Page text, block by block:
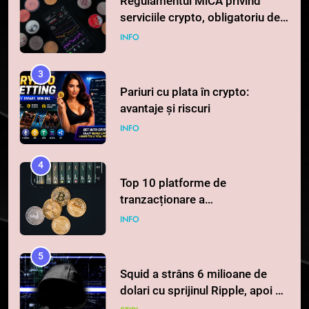
serviciile crypto, obligatoriu de
la 1 iulie în România
INFO
3
Pariuri cu plata în crypto:
avantaje și riscuri
INFO
4
Top 10 platforme de
tranzacționare a
criptomonedelor în 2026
INFO
5
Squid a strâns 6 milioane de
dolari cu sprijinul Ripple, apoi a